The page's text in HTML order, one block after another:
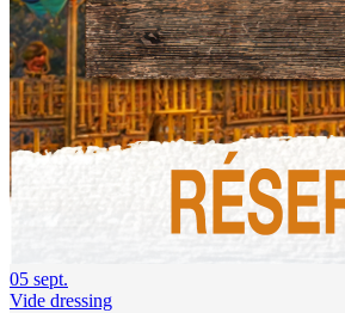
05 sept.
Vide dressing